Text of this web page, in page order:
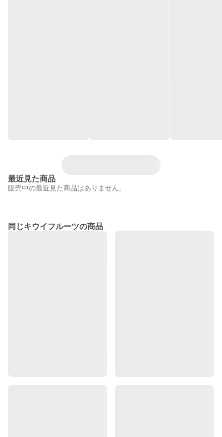
最近見た商品
販売中の最近見た商品はありません。
同じキウイフルーツの商品